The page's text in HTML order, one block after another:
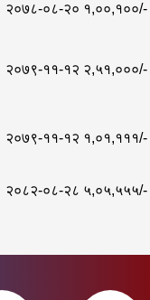
२०७८-०८-२० १,००,१००/-
२०७९-११-१२ २,५१,०००/-
२०७९-११-१२ १,०१,१११/-
२०८२-०८-२८ ५,०५,५५५/-